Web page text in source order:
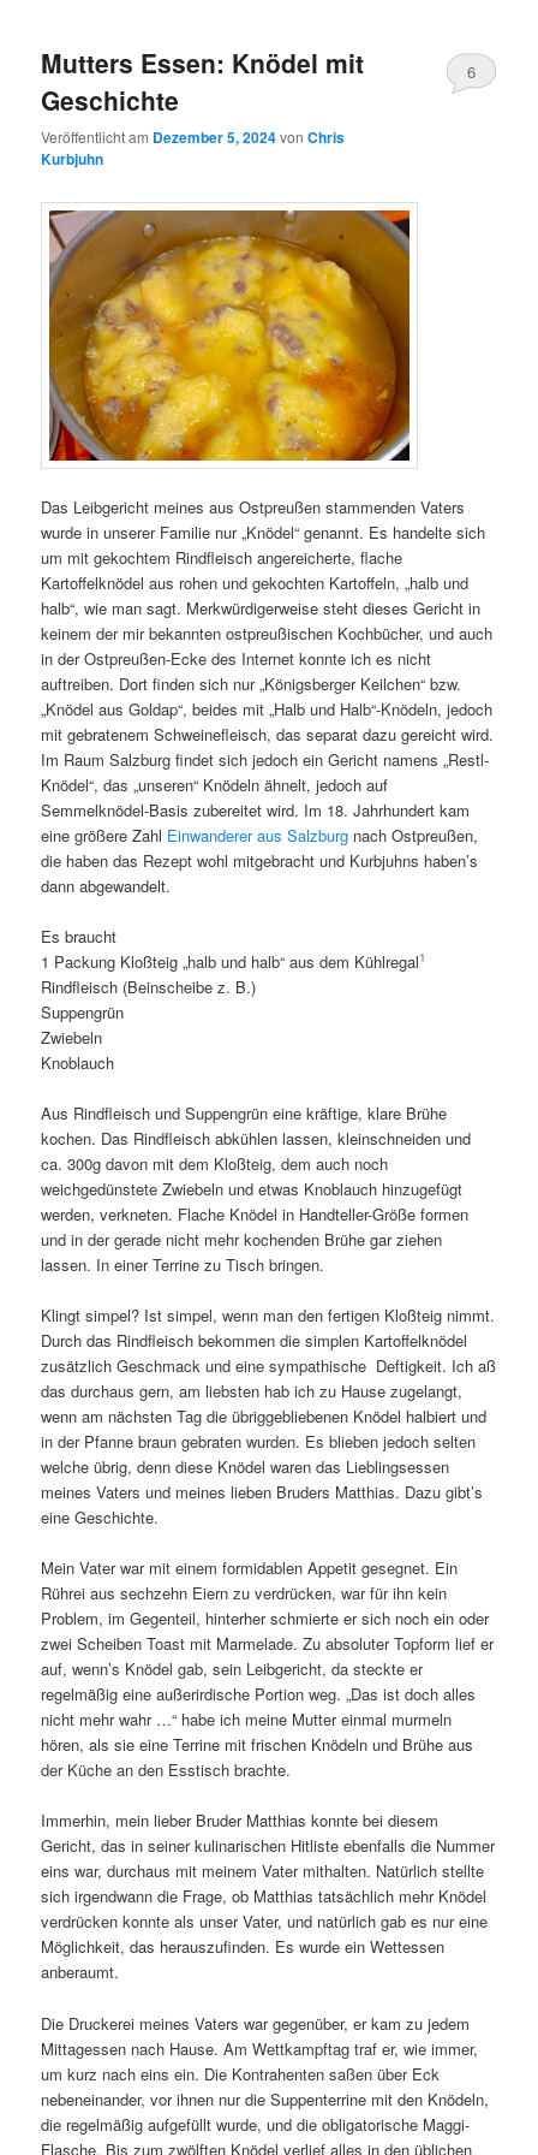
Mutters Essen: Knödel mit
Geschichte
Veröffentlicht am Dezember 5, 2024vonChris
Kurbjuhn
6
Das Leibgericht meines aus Ostpreußen stammenden Vaters
wurde in unserer Familie nur „Knödel“ genannt. Es handelte sich
um mit gekochtem Rindfleisch angereicherte, flache
Kartoffelknödel aus rohen und gekochten Kartoffeln, „halb und
halb“, wie man sagt. Merkwürdigerweise steht dieses Gericht in
keinem der mir bekannten ostpreußischen Kochbücher, und auch
in der Ostpreußen-Ecke des Internet konnte ich es nicht
auftreiben. Dort finden sich nur „Königsberger Keilchen“ bzw.
„Knödel aus Goldap“, beides mit „Halb und Halb“-Knödeln, jedoch
mit gebratenem Schweinefleisch, das separat dazu gereicht wird.
Im Raum Salzburg findet sich jedoch ein Gericht namens „Restl-
Knödel“, das „unseren“ Knödeln ähnelt, jedoch auf
Semmelknödel-Basis zubereitet wird. Im 18. Jahrhundert kam
eine größere Zahl Einwanderer aus Salzburg nach Ostpreußen,
die haben das Rezept wohl mitgebracht und Kurbjuhns haben’s
dann abgewandelt.
Es braucht
1 Packung Kloßteig „halb und halb“ aus dem Kühlregal1
Rindfleisch (Beinscheibe z. B.)
Suppengrün
Zwiebeln
Knoblauch
Aus Rindfleisch und Suppengrün eine kräftige, klare Brühe
kochen. Das Rindfleisch abkühlen lassen, kleinschneiden und
ca. 300g davon mit dem Kloßteig, dem auch noch
weichgedünstete Zwiebeln und etwas Knoblauch hinzugefügt
werden, verkneten. Flache Knödel in Handteller-Größe formen
und in der gerade nicht mehr kochenden Brühe gar ziehen
lassen. In einer Terrine zu Tisch bringen.
Klingt simpel? Ist simpel, wenn man den fertigen Kloßteig nimmt.
Durch das Rindfleisch bekommen die simplen Kartoffelknödel
zusätzlich Geschmack und eine sympathische Deftigkeit. Ich aß
das durchaus gern, am liebsten hab ich zu Hause zugelangt,
wenn am nächsten Tag die übriggebliebenen Knödel halbiert und
in der Pfanne braun gebraten wurden. Es blieben jedoch selten
welche übrig, denn diese Knödel waren das Lieblingsessen
meines Vaters und meines lieben Bruders Matthias. Dazu gibt’s
eine Geschichte.
Mein Vater war mit einem formidablen Appetit gesegnet. Ein
Rührei aus sechzehn Eiern zu verdrücken, war für ihn kein
Problem, im Gegenteil, hinterher schmierte er sich noch ein oder
zwei Scheiben Toast mit Marmelade. Zu absoluter Topform lief er
auf, wenn’s Knödel gab, sein Leibgericht, da steckte er
regelmäßig eine außerirdische Portion weg. „Das ist doch alles
nicht mehr wahr …“ habe ich meine Mutter einmal murmeln
hören, als sie eine Terrine mit frischen Knödeln und Brühe aus
der Küche an den Esstisch brachte.
Immerhin, mein lieber Bruder Matthias konnte bei diesem
Gericht, das in seiner kulinarischen Hitliste ebenfalls die Nummer
eins war, durchaus mit meinem Vater mithalten. Natürlich stellte
sich irgendwann die Frage, ob Matthias tatsächlich mehr Knödel
verdrücken konnte als unser Vater, und natürlich gab es nur eine
Möglichkeit, das herauszufinden. Es wurde ein Wettessen
anberaumt.
Die Druckerei meines Vaters war gegenüber, er kam zu jedem
Mittagessen nach Hause. Am Wettkampftag traf er, wie immer,
um kurz nach eins ein. Die Kontrahenten saßen über Eck
nebeneinander, vor ihnen nur die Suppenterrine mit den Knödeln,
die regelmäßig aufgefüllt wurde, und die obligatorische Maggi-
Flasche. Bis zum zwölften Knödel verlief alles in den üblichen